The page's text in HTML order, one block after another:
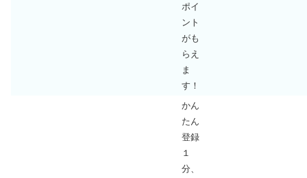
ポイ
ント
がも
らえ
ま
す！
かん
たん
登録
１
分、